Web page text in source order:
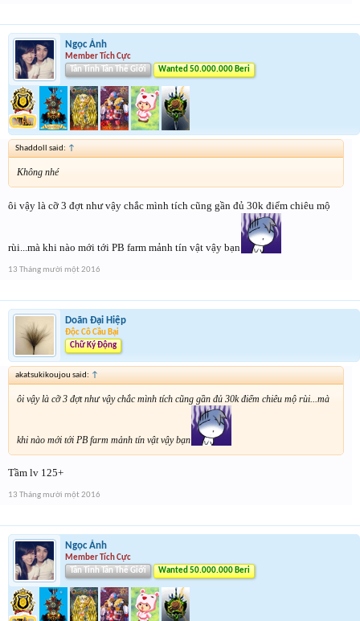
Ngọc Ánh
Member Tích Cực
Tân Tinh Tân Thế Giới
Wanted 50.000.000 Beri
Shaddoll said: ↑
Không nhé
ôi vậy là cỡ 3 đợt như vậy chắc mình tích cũng gần đủ 30k điểm chiêu mộ
rùi...mà khi nào mới tới PB farm mảnh tín vật vậy bạn
13 Tháng mười một 2016
Doãn Đại Hiệp
Độc Cô Cầu Bại
Chữ Ký Động
akatsukikoujou said: ↑
ôi vậy là cỡ 3 đợt như vậy chắc mình tích cũng gần đủ 30k điểm chiêu mộ rùi...mà
khi nào mới tới PB farm mảnh tín vật vậy bạn
Tầm lv 125+
13 Tháng mười một 2016
Ngọc Ánh
Member Tích Cực
Tân Tinh Tân Thế Giới
Wanted 50.000.000 Beri